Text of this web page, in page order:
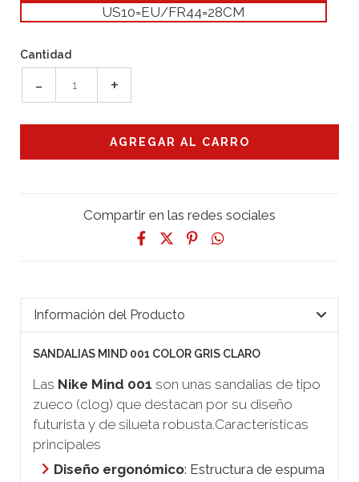
US10=EU/FR44=28CM
Cantidad
- +
Compartir en las redes sociales
Información del Producto
SANDALIAS MIND 001 COLOR GRIS CLARO
Las Nike Mind 001 son unas sandalias de tipo
zueco (clog) que destacan por su diseño
futurista y de silueta robusta.Características
principales
Diseño ergonómico: Estructura de espuma